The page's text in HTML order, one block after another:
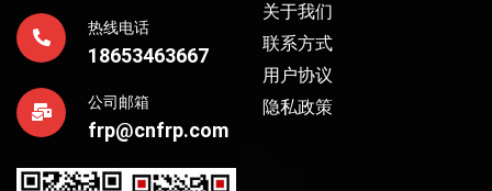
热线电话
18653463667
公司邮箱
frp@cnfrp.com
关于我们
联系方式
用户协议
隐私政策